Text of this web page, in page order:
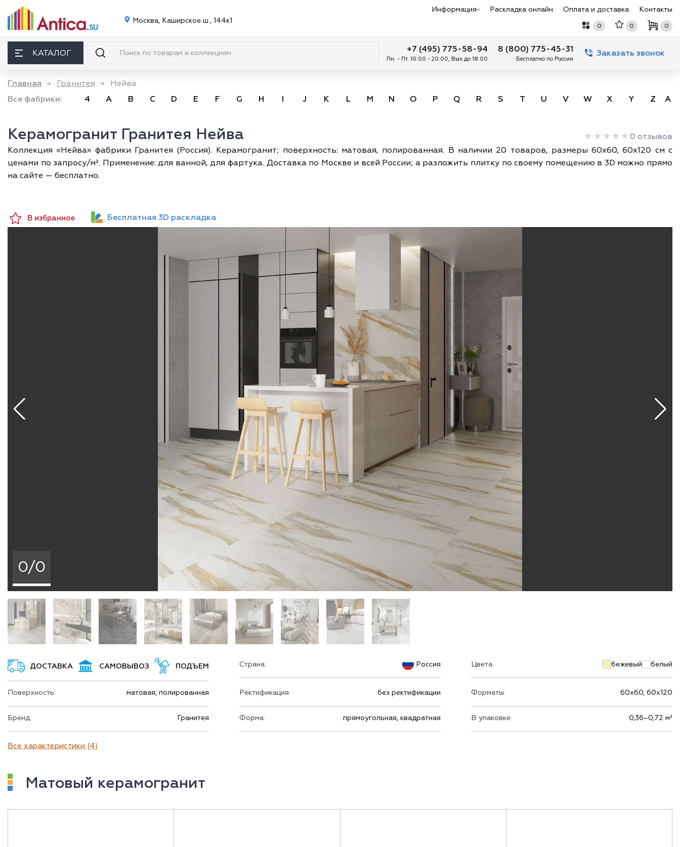
Москва, Каширское ш., 144к1
Информация Раскладка онлайн Оплата и доставка Контакты
0 0 0
КАТАЛОГ +7 (495) 775-58-94
Пн. - Пт. 10:00 - 20:00, Вых до 18:00
8 (800) 775-45-31
Бесплатно по России
Заказать звонок
Главная → Гранитея →
Нейва
Все фабрики:
4 A B C D E F G H I J K L M N O P Q R S T U V W X Y Z А -
Керамогранит Гранитея Нейва
0 отзывов
Коллекция «Нейва» фабрики Гранитея (Россия). Керамогранит; поверхность: матовая, полированная. В наличии 20 товаров, размеры 60х60, 60х120 см с
ценами по запросу/м². Применение: для ванной, для фартука. Доставка по Москве и всей России; а разложить плитку по своему помещению в 3D можно прямо
на сайте — бесплатно.
В избранное Бесплатная 3D раскладка
0/0
ДОСТАВКА САМОВЫВОЗ ПОДЪЕМ Страна: Россия Цвета: бежевый белый
Поверхность: матовая, полированная Ректификация: без ректификации Форматы: 60х60, 60х120
Бренд: Гранитея Форма: прямоугольная, квадратная В упаковке: 0,36–0,72 м²
Все характеристики (4)
Матовый керамогранит